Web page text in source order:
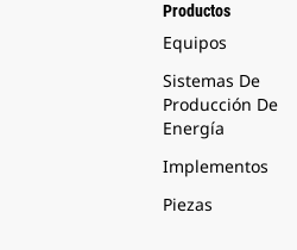
Productos
Equipos
Sistemas De
Producción De
Energía
Implementos
Piezas